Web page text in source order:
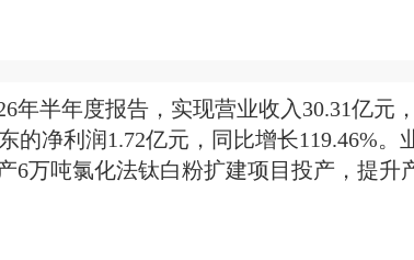
年半年度报告，实现营业收入30.31亿元
的净利润1.72亿元，同比增长119.46%。
6万吨氯化法钛白粉扩建项目投产，提升